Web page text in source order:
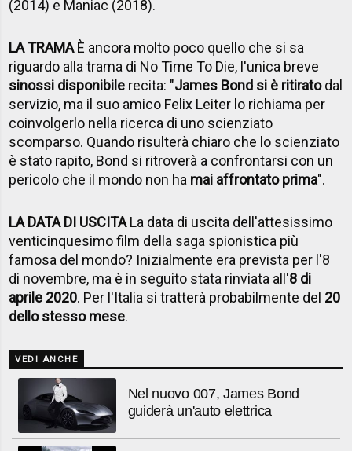
(2014) e Maniac (2018).
LA TRAMAÈ ancora molto poco quello che si sa
riguardo alla trama di No Time To Die, l'unica breve
sinossi disponibile recita: "James Bond si è ritiratodal
servizio, ma il suo amico Felix Leiter lo richiama per
coinvolgerlo nella ricerca di uno scienziato
scomparso. Quando risulterà chiaro che lo scienziato
è stato rapito, Bond si ritroverà a confrontarsi con un
pericolo che il mondo non ha mai affrontato prima".
LA DATA DI USCITALa data di uscita dell'attesissimo
venticinquesimo film della saga spionistica più
famosa del mondo? Inizialmente era prevista per l'8
di novembre, ma è in seguito stata rinviata all'8 di
aprile 2020. Per l'Italia si tratterà probabilmente del 20
dello stesso mese.
VEDI ANCHE
Nel nuovo 007, James Bond
guiderà un'auto elettrica